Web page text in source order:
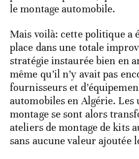
le montage automobile.
Mais voilà: cette politique a
place dans une totale
stratégie instaurée bien en
même qu’il n’y avait pas
fournisseurs et
automobiles en Algérie. Les
montage se sont alors
ateliers de montage de kits
sans aucune valeur ajoutée